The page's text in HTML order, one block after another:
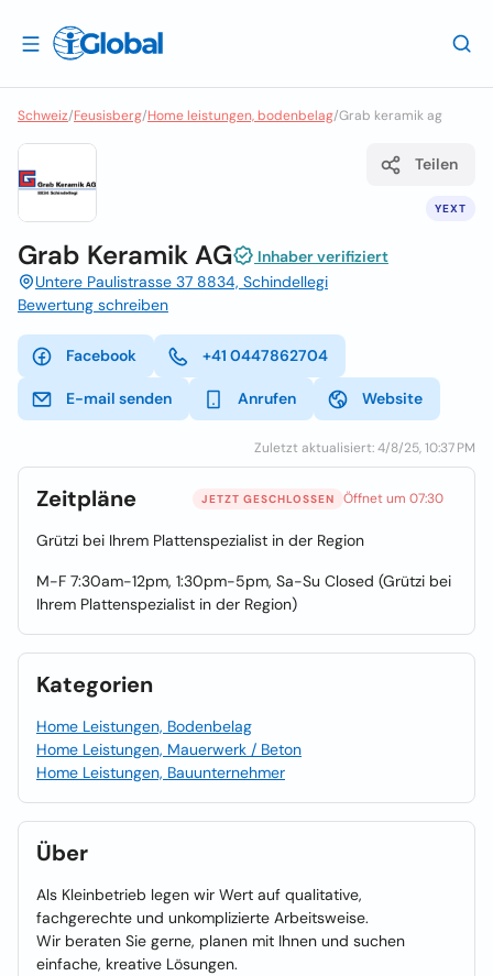
Schweiz/Feusisberg/Home leistungen, bodenbelag/Grab keramik ag
YEXT
Teilen
Grab Keramik AG
Inhaber verifiziert
Untere Paulistrasse 37 8834, Schindellegi
Bewertung schreiben
Facebook +41 0447862704
E-mail senden Anrufen Website
Zuletzt aktualisiert: 4/8/25, 10:37 PM
Zeitpläne JETZT GESCHLOSSEN Öffnet um 07:30
Grützi bei Ihrem Plattenspezialist in der Region
M-F 7:30am-12pm, 1:30pm-5pm, Sa-Su Closed (Grützi bei
Ihrem Plattenspezialist in der Region)
Kategorien
Home Leistungen, Bodenbelag
Home Leistungen, Mauerwerk / Beton
Home Leistungen, Bauunternehmer
Über
Als Kleinbetrieb legen wir Wert auf qualitative,
fachgerechte und unkomplizierte Arbeitsweise.
Wir beraten Sie gerne, planen mit Ihnen und suchen
einfache, kreative Lösungen.